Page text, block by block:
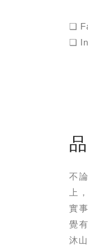
❏
❏
不
上
實
覺
沐